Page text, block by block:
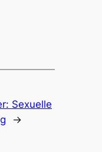
Sexuelle
→